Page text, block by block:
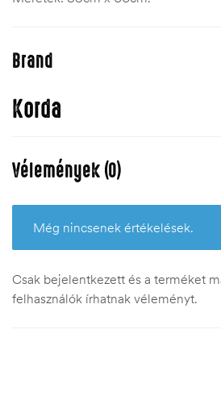
Brand
Korda
Vélemények (0)
Még nincsenek értékelések.
Csak bejelentkezett és a terméket
felhasználók írhatnak véleményt.